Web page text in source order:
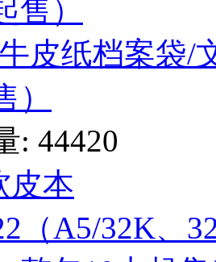
皮纸档案袋/
）
: 44420